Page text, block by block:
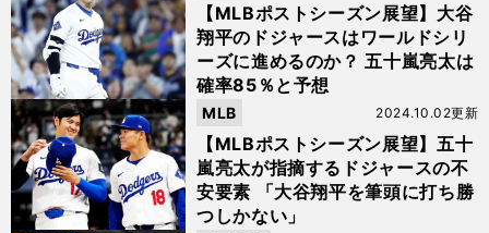
【MLBポストシーズン展望】大谷
翔平のドジャースはワールドシリ
ーズに進めるのか？ 五十嵐亮太は
確率85％と予想
【MLBポストシーズン展望】五十
嵐亮太が指摘するドジャースの不
安要素 「大谷翔平を筆頭に打ち勝
つしかない」
2024.10.02更新
MLB